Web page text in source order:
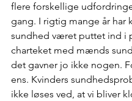
flere forskellige
gang. I rigtig mange år har
sundhed været puttet ind i
charteket med mænds
det gavner jo ikke nogen.
ens. Kvinders
ikke løses ved, at vi bliver